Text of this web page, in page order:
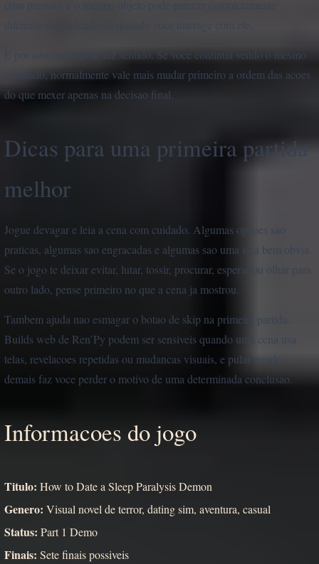
E por isso que repetir faz sentido. Se voce continua vendo o mesmo
resultado, normalmente vale mais mudar primeiro a ordem das acoes
do que mexer apenas na decisao final.
Dicas para uma primeira partida
melhor
Jogue devagar e leia a cena com cuidado. Algumas opcoes sao
praticas, algumas sao engracadas e algumas sao uma isca bem obvia.
Se o jogo te deixar evitar, lutar, tossir, procurar, esperar ou olhar para
outro lado, pense primeiro no que a cena ja mostrou.
Tambem ajuda nao esmagar o botao de skip na primeira partida.
Builds web de Ren’Py podem ser sensiveis quando uma cena usa
telas, revelacoes repetidas ou mudancas visuais, e pular rapido
demais faz voce perder o motivo de uma determinada conclusao.
Informacoes do jogo
Titulo: How to Date a Sleep Paralysis Demon
Genero: Visual novel de terror, dating sim, aventura, casual
Status: Part 1 Demo
Finais: Sete finais possiveis